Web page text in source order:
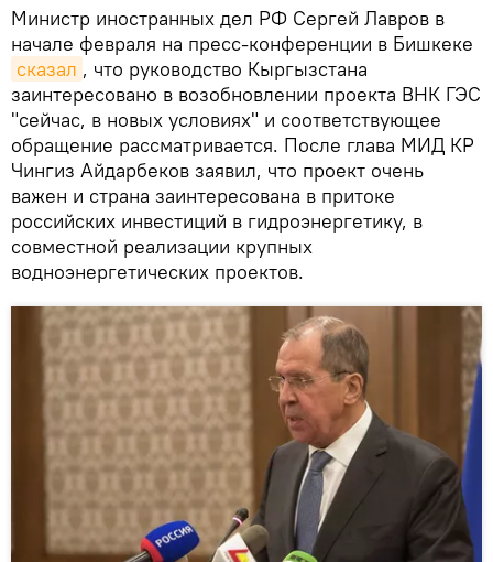
Министр иностранных дел РФ Сергей Лавров в
начале февраля на пресс-конференции в Бишкеке
сказал , что руководство Кыргызстана
заинтересовано в возобновлении проекта ВНК ГЭС
"сейчас, в новых условиях" и соответствующее
обращение рассматривается. После глава МИД КР
Чингиз Айдарбеков заявил, что проект очень
важен и страна заинтересована в притоке
российских инвестиций в гидроэнергетику, в
совместной реализации крупных
водноэнергетических проектов.